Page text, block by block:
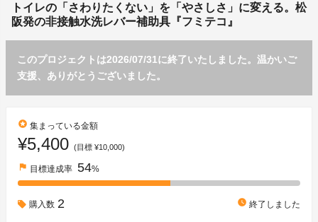
トイレの「さわりたくない」を「やさしさ」に変える。松
阪発の非接触水洗レバー補助具『フミテコ』
このプロジェクトは2026/07/31に終了いたしました。温かいご
支援、ありがとうございました。
stars 集まっている金額
¥5,400 (目標 ¥10,000)
flag 目標達成率 54%
購入数 2 watch_later 終了しました